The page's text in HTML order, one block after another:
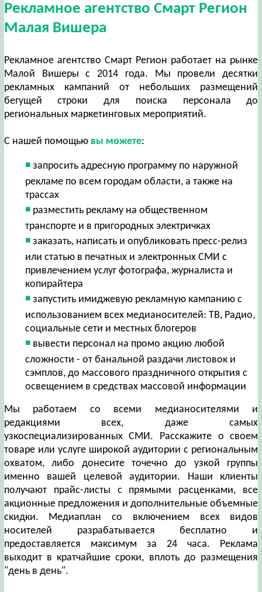
Рекламное агентство Смарт Регион
Малая Вишера
Рекламное агентство Смарт Регион работает на рынке
Малой Вишеры с 2014 года. Мы провели десятки
рекламных кампаний от небольших размещений
бегущей строки для поиска персонала до
региональных маркетинговых мероприятий.
С нашей помощью вы можете:
запросить адресную программу по наружной
рекламе по всем городам области, а также на
трассах
разместить рекламу на общественном
транспорте и в пригородных электричках
заказать, написать и опубликовать пресс-релиз
или статью в печатных и электронных СМИ с
привлечением услуг фотографа, журналиста и
копирайтера
запустить имиджевую рекламную кампанию с
использованием всех медианосителей: ТВ, Радио,
социальные сети и местных блогеров
вывести персонал на промо акцию любой
сложности - от банальной раздачи листовок и
сэмплов, до массового праздничного открытия с
освещением в средствах массовой информации
Мы работаем со всеми медианосителями и
редакциями всех, даже самых
узкоспециализированных СМИ. Расскажите о своем
товаре или услуге широкой аудитории с региональным
охватом, либо донесите точечно до узкой группы
именно вашей целевой аудитории. Наши клиенты
получают прайс-листы с прямыми расценками, все
акционные предложения и дополнительные объемные
скидки. Медиаплан со включением всех видов
носителей разрабатывается бесплатно и
предоставляется максимум за 24 часа. Реклама
выходит в кратчайшие сроки, вплоть до размещения
"день в день".